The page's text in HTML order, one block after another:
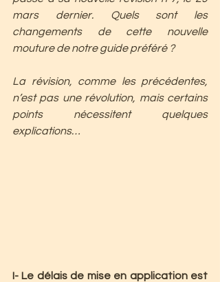
mars dernier. Quels sont les
changements de cette nouvelle
mouture de notre guide préféré ?
La révision, comme les précédentes,
n’est pas une révolution, mais certains
points nécessitent quelques
explications…
I- Le délais de mise en application est